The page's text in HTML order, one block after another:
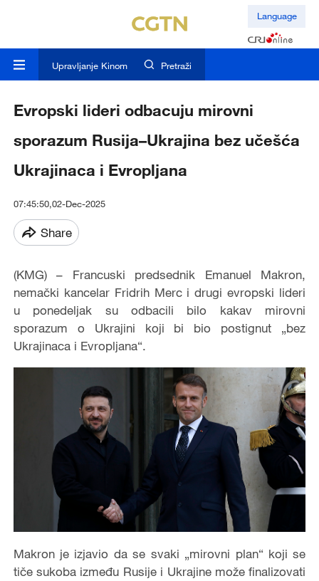
Language
Upravljanje Kinom Pretraži
Evropski lideri odbacuju mirovni
sporazum Rusija–Ukrajina bez učešća
Ukrajinaca i Evropljana
07:45:50,02-Dec-2025
Share
(KMG) – Francuski predsednik Emanuel Makron,
nemački kancelar Fridrih Merc i drugi evropski lideri
u ponedeljak su odbacili bilo kakav mirovni
sporazum o Ukrajini koji bi bio postignut „bez
Ukrajinaca i Evropljana“.
Makron je izjavio da se svaki „mirovni plan“ koji se
tiče sukoba između Rusije i Ukrajine može finalizovati